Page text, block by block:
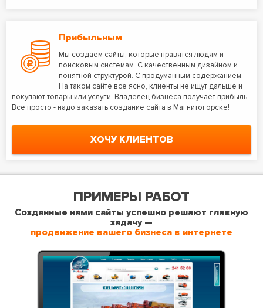
Прибыльным
Мы создаем сайты, которые нравятся людям и
поисковым системам. С качественным дизайном и
понятной структурой. С продуманным содержанием.
На таком сайте все ясно, клиенты не ищут дальше и
покупают товары или услуги. Владелец бизнеса получает прибыль.
Все просто - надо заказать создание сайта в Магнитогорске!
ХОЧУ КЛИЕНТОВ
ПРИМЕРЫ РАБОТ
Созданные нами сайты успешно решают главную
задачу —
продвижение вашего бизнеса в интернете